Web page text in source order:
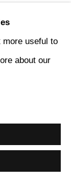
de
se prolonge
useful to
about our